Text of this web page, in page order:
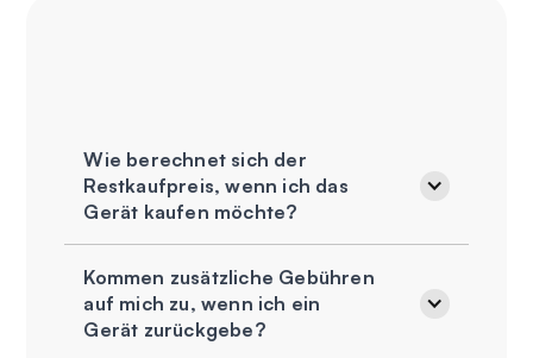
Wie berechnet sich der
Restkaufpreis, wenn ich das
Gerät kaufen möchte?
Kommen zusätzliche Gebühren
auf mich zu, wenn ich ein
Gerät zurückgebe?